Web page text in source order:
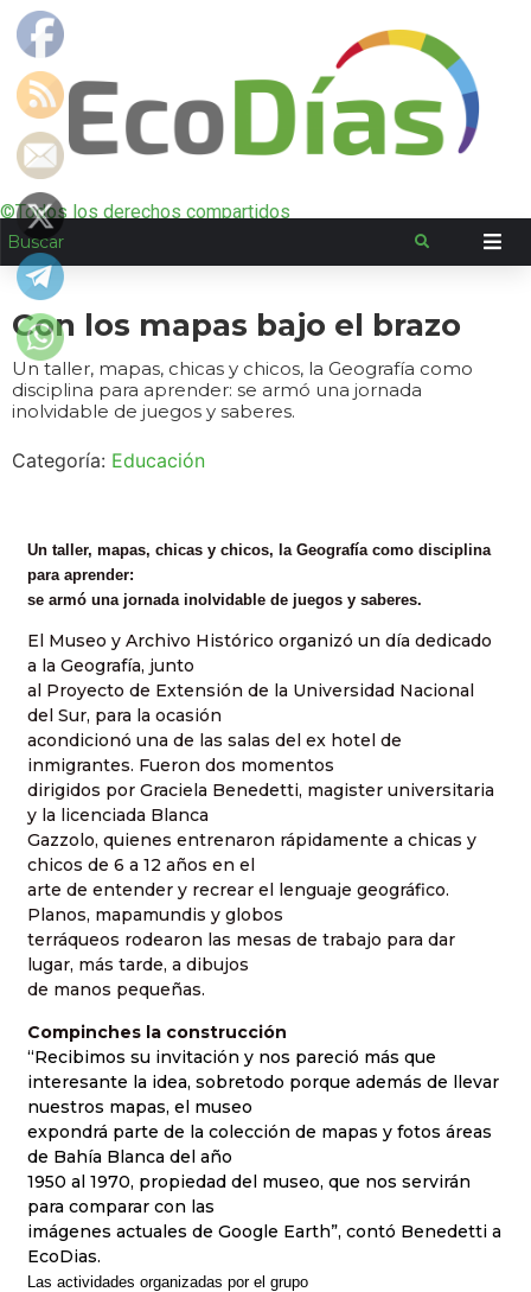
©Todos los derechos compartidos
Con los mapas bajo el brazo
Un taller, mapas, chicas y chicos, la Geografía como
disciplina para aprender: se armó una jornada
inolvidable de juegos y saberes.
Categoría: Educación
Un taller, mapas, chicas y chicos, la Geografía como disciplina
para aprender:
se armó una jornada inolvidable de juegos y saberes.
El Museo y Archivo Histórico organizó un día dedicado
a la Geografía, junto
al Proyecto de Extensión de la Universidad Nacional
del Sur, para la ocasión
acondicionó una de las salas del ex hotel de
inmigrantes. Fueron dos momentos
dirigidos por Graciela Benedetti, magister universitaria
y la licenciada Blanca
Gazzolo, quienes entrenaron rápidamente a chicas y
chicos de 6 a 12 años en el
arte de entender y recrear el lenguaje geográfico.
Planos, mapamundis y globos
terráqueos rodearon las mesas de trabajo para dar
lugar, más tarde, a dibujos
de manos pequeñas.
Compinches la construcción
“Recibimos su invitación y nos pareció más que
interesante la idea, sobretodo porque además de llevar
nuestros mapas, el museo
expondrá parte de la colección de mapas y fotos áreas
de Bahía Blanca del año
1950 al 1970, propiedad del museo, que nos servirán
para comparar con las
imágenes actuales de Google Earth”, contó Benedetti a
EcoDias.
Las actividades organizadas por el grupo